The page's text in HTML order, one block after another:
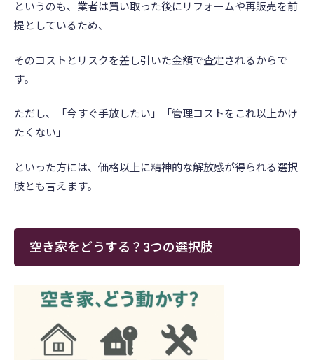
というのも、業者は買い取った後にリフォームや再販売を前
提としているため、
そのコストとリスクを差し引いた金額で査定されるからで
す。
ただし、「今すぐ手放したい」「管理コストをこれ以上かけ
たくない」
といった方には、価格以上に精神的な解放感が得られる選択
肢とも言えます。
空き家をどうする？3つの選択肢